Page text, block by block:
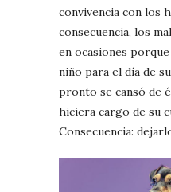
convivencia con los
consecuencia, los
en ocasiones
niño para el día de
pronto se cansó de
hiciera cargo de su
Consecuencia: